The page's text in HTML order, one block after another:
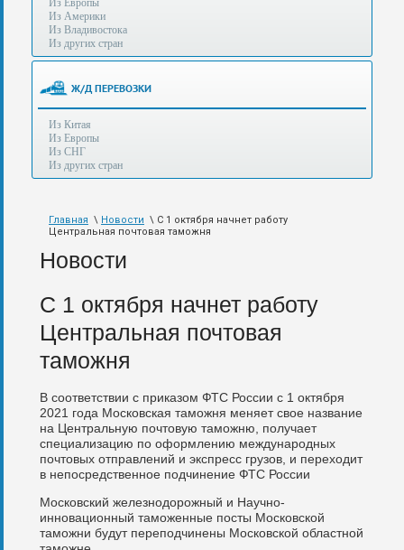
грузов
аэропортах
Москвы
Шереметьево,
Внуково,
также
авиа,
железной
дороге.
Из Европы
Из Америки
Из Владивостока
Из других стран
Ж/Д ПЕРЕВОЗКИ
Из Китая
Из Европы
Из СНГ
Из других стран
Главная \ Новости \ С 1 октября начнет работу
Центральная почтовая таможня
Новости
С 1 октября начнет работу
Центральная почтовая
таможня
В соответствии с приказом ФТС России с 1 октября
2021 года Московская таможня меняет свое название
на Центральную почтовую таможню, получает
специализацию по оформлению международных
почтовых отправлений и экспресс грузов, и переходит
в непосредственное подчинение ФТС России
Московский железнодорожный и Научно-
инновационный таможенные посты Московской
таможни будут переподчинены Московской областной